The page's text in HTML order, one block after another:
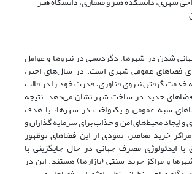
شدن در شهرها، دگردیسی در نیروها و عوامل
فضاهای عمومی شهری است. در سال‌های اخیر،
خدمت گرفتن نیروی فناوری، قدرت خود را در قالب
جدید در ساخت شهر نشان می‌دهد. نتیجه
شبه عمومی و یکنواخت در شهرها، با هدف
ایجاد محیط‌های امن و جذاب برای سرمایه گذاران و
خرید معاصر، نمودی از این فضاهای نوظهور
ایدئولوژی مصرف جهانی در حال جایگزینی با
و مراکز خرید سنتی (بازارها) هستند. این در